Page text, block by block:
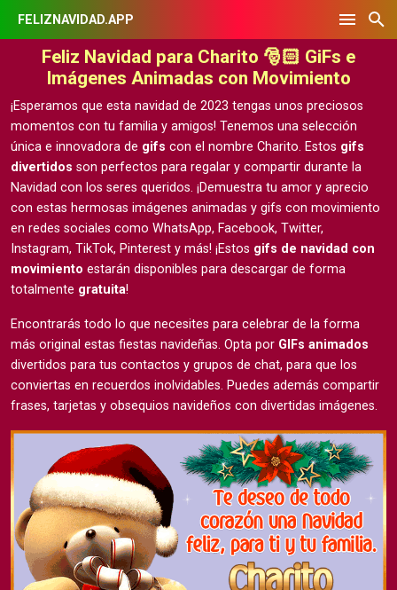
FELIZNAVIDAD.APP
Feliz Navidad para Charito 🎅🏻 GiFs e
Imágenes Animadas con Movimiento
¡Esperamos que esta navidad de 2023 tengas unos preciosos
momentos con tu familia y amigos! Tenemos una selección
única e innovadora de gifs con el nombre Charito. Estos gifs
divertidos son perfectos para regalar y compartir durante la
Navidad con los seres queridos. ¡Demuestra tu amor y aprecio
con estas hermosas imágenes animadas y gifs con movimiento
en redes sociales como WhatsApp, Facebook, Twitter,
Instagram, TikTok, Pinterest y más! ¡Estos gifs de navidad con
movimiento estarán disponibles para descargar de forma
totalmente gratuita!
Encontrarás todo lo que necesites para celebrar de la forma
más original estas fiestas navideñas. Opta por GIFs animados
divertidos para tus contactos y grupos de chat, para que los
conviertas en recuerdos inolvidables. Puedes además compartir
frases, tarjetas y obsequios navideños con divertidas imágenes.